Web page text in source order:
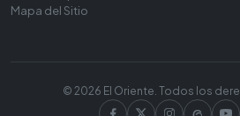
Mapa del Sitio
© 2026 El Oriente. Todos los